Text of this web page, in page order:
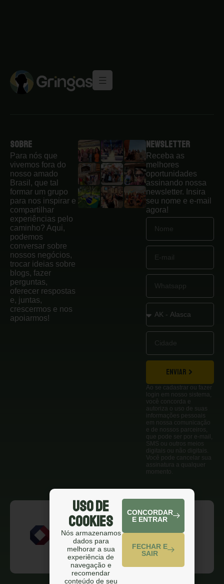
Sobre
Para nós que
vivemos fora do
nosso amado
Brasil, que tal
formar um grupo
para nos inspirar e
compartilhar
experiências pelo
caminho? Aqui,
podemos
conversar sobre
nossos negócios,
trocar ideias sobre
blogs, fazer
perguntas,
oferecer respostas
e, juntas,
crescermos e nos
apoiarmos!
Newsletter
Receba as
melhores
oportunidades
assinando nossa
newsletter. Insira
seu nome e e-mail
agora!
ENVIAR
Ao se cadastrar ou fazer
login em nosso sistema,
você concorda e
autoriza o uso de suas
informações pessoais
em nossa comunicação
e de nossos parceiros,
que pode ser por e-mail,
SMS ou outros meios
digitais ou não digitais.
Você pode cancelar sua
assinatura a qualquer
momento.
Uso de
Cookies
Nós armazenamos
dados para
melhorar a sua
experiência de
navegação e
recomendar
conteúdo de seu
CONCORDAR
E ENTRAR
FECHAR E
SAIR